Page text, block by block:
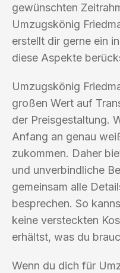
gewünschten
Umzugskönig
erstellt dir gerne ein
diese Aspekte
Umzugskönig
großen Wert auf
der Preisgestaltung.
Anfang an genau
zukommen. Daher
und unverbindliche
gemeinsam alle
besprechen. So
keine versteckten
erhältst, was du
Wenn du dich für